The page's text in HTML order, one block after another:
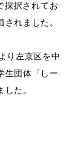
採択されてお
れました。
り左京区を中
生団体「しー
た。